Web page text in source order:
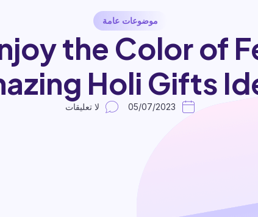
موضوعات عامة
the Color of
Holi Gifts
05/07/2023 لا تعليقات